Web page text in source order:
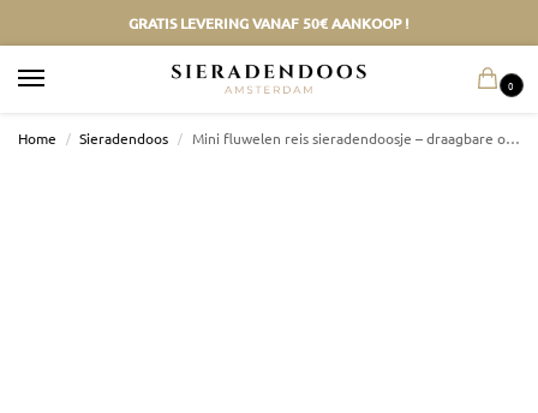
GRATIS LEVERING VANAF 50€ AANKOOP !
0
Home / Sieradendoos / Mini fluwelen reis sieradendoosje – draagbare opbergruimte voor ringen en oorbellen